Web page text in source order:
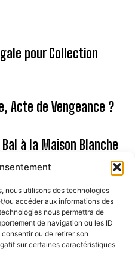
nous utilisons des technologies
ou accéder aux informations des
nous permettra de
de navigation ou les ID
ou de retirer son
sur certaines caractéristiques
pour Collection
Acte de Vengeance ?
à la Maison Blanche